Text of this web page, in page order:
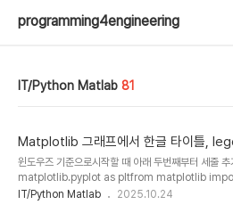
programming4engineering
IT/Python Matlab 81
Matplotlib 그래프에서 한글 타이틀,
윈도우즈 기준으로시작할 때 아래 두번째부터 세줄
matplotlib.pyplot as pltfrom matplotlib
plt.rcParams['font.family'] = 'Malgun Gothic'
IT/Python Matlab 2025.10.24